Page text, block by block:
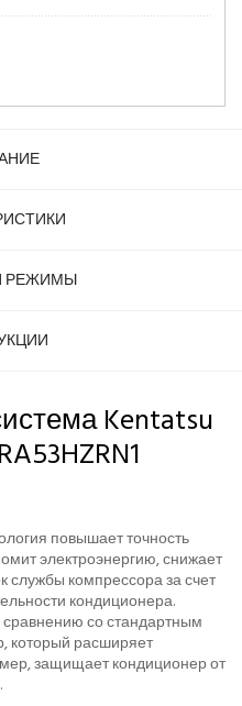
РЕЖИМЫ
Kentatsu
повышает точность
электроэнергию, снижает
службы компрессора за счет
кондиционера.
со стандартным
который расширяет
защищает кондиционер от